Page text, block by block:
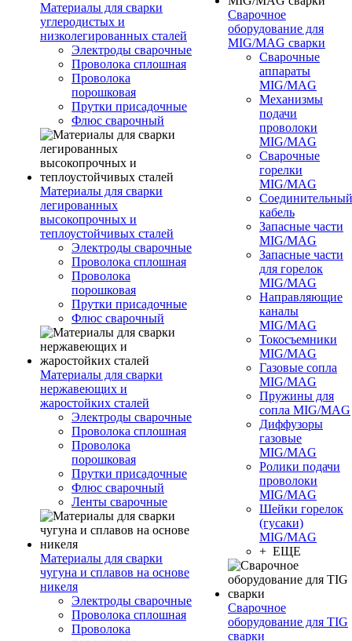
Материалы для сварки
углеродистых и
низколегированных сталей
Электроды сварочные
Проволока сплошная
Проволока
порошковая
Прутки присадочные
Флюс сварочный
Материалы для сварки
легированных
высокопрочных и
теплоустойчивых сталей
Электроды сварочные
Проволока сплошная
Проволока
порошковая
Прутки присадочные
Флюс сварочный
Материалы для сварки
нержавеющих и
жаростойких сталей
Электроды сварочные
Проволока сплошная
Проволока
порошковая
Прутки присадочные
Флюс сварочный
Ленты сварочные
Материалы для сварки
чугуна и сплавов на основе
никеля
Электроды сварочные
Проволока сплошная
Проволока
Сварочное
оборудование для
MIG/MAG сварки
Сварочные
аппараты
MIG/MAG
Механизмы
подачи
проволоки
MIG/MAG
Сварочные
горелки
MIG/MAG
Соединительный
кабель
Запасные части
MIG/MAG
Запасные части
для горелок
MIG/MAG
Направляющие
каналы
MIG/MAG
Токосъемники
MIG/MAG
Газовые сопла
MIG/MAG
Пружины для
сопла MIG/MAG
Диффузоры
газовые
MIG/MAG
Ролики подачи
проволоки
MIG/MAG
Шейки горелок
(гусаки)
MIG/MAG
+ ЕЩЕ
Сварочное
оборудование для TIG
сварки